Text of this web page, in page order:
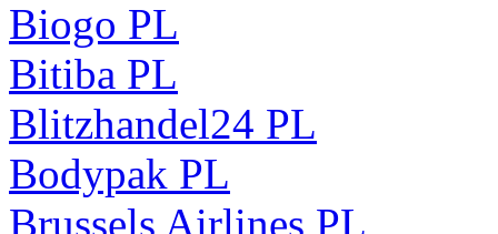
Biogo PL
Bitiba PL
Blitzhandel24 PL
Bodypak PL
Brussels Airlines PL